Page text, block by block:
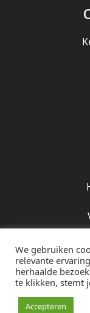
© Uniek
We gebruiken
relevante
herhaalde
te klikken, stemt
Accepteren